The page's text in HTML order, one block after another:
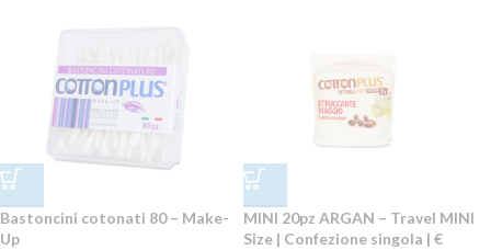
Bastoncini cotonati 80 – Make-
Up
MINI 20pz ARGAN – Travel MINI
Size | Confezione singola | €